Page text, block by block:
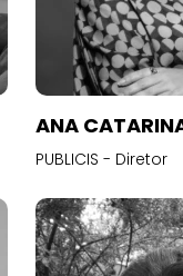
ANA
PUBLICIS - Diretor